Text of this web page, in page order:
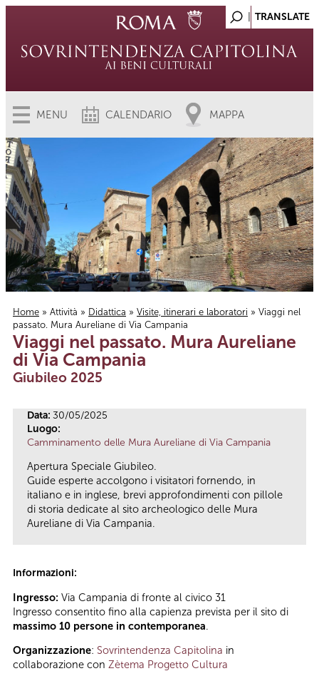
MENU CALENDARIO MAPPA
Tu sei qui
Home » Attività » Didattica » Visite, itinerari e laboratori » Viaggi nel
passato. Mura Aureliane di Via Campania
Viaggi nel passato. Mura Aureliane
di Via Campania
Giubileo 2025
Data: 30/05/2025
Luogo:
Camminamento delle Mura Aureliane di Via Campania
Apertura Speciale Giubileo.
Guide esperte accolgono i visitatori fornendo, in
italiano e in inglese, brevi approfondimenti con pillole
di storia dedicate al sito archeologico delle Mura
Aureliane di Via Campania.
Informazioni:
Ingresso: Via Campania di fronte al civico 31
Ingresso consentito fino alla capienza prevista per il sito di
massimo 10 persone in contemporanea.
Organizzazione: Sovrintendenza Capitolina in
collaborazione con Zètema Progetto Cultura